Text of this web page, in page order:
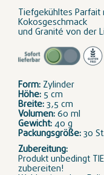
Tiefgekühltes Parfait
Kokosgeschmack
und Granité von der
Form: Zylinder
Höhe:5 cm
Breite:3,5 cm
Volumen:60 ml
Gewicht:40 g
Packungsgröße:30
Zubereitung:
Produkt unbedingt
zubereiten!